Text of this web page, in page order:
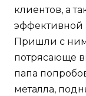
клиентов, а
эффективной
Пришли с
потрясающе
папа
металла,